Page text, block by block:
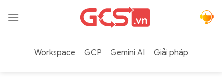
qua
Workspace
GCP Gemini AI Giải pháp